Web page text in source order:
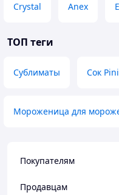
Crystal Anex
ТОП теги
Сублиматы Сок Pini
Мороженица для
Покупателям
Продавцам